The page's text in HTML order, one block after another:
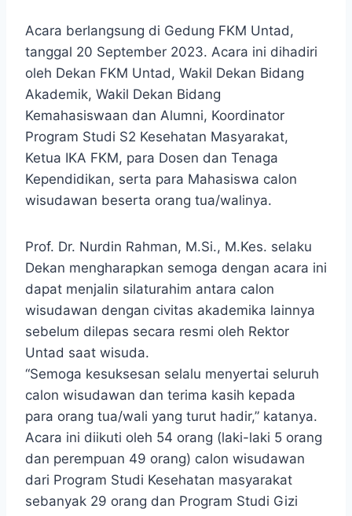
Acara berlangsung di Gedung FKM Untad,
tanggal 20 September 2023. Acara ini dihadiri
oleh Dekan FKM Untad, Wakil Dekan Bidang
Akademik, Wakil Dekan Bidang
Kemahasiswaan dan Alumni, Koordinator
Program Studi S2 Kesehatan Masyarakat,
Ketua IKA FKM, para Dosen dan Tenaga
Kependidikan, serta para Mahasiswa calon
wisudawan beserta orang tua/walinya.
Prof. Dr. Nurdin Rahman, M.Si., M.Kes. selaku
Dekan mengharapkan semoga dengan acara ini
dapat menjalin silaturahim antara calon
wisudawan dengan civitas akademika lainnya
sebelum dilepas secara resmi oleh Rektor
Untad saat wisuda.
“Semoga kesuksesan selalu menyertai seluruh
calon wisudawan dan terima kasih kepada
para orang tua/wali yang turut hadir,” katanya.
Acara ini diikuti oleh 54 orang (laki-laki 5 orang
dan perempuan 49 orang) calon wisudawan
dari Program Studi Kesehatan masyarakat
sebanyak 29 orang dan Program Studi Gizi